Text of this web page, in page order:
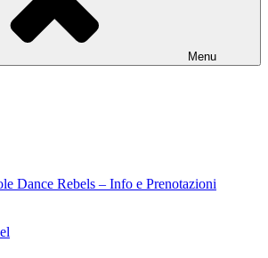
Menu
Dance Rebels – Info e Prenotazioni